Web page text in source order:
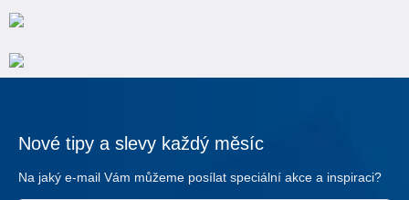
Nové tipy a slevy každý měsíc
Na jaký e-mail Vám můžeme posílat speciální akce a inspiraci?